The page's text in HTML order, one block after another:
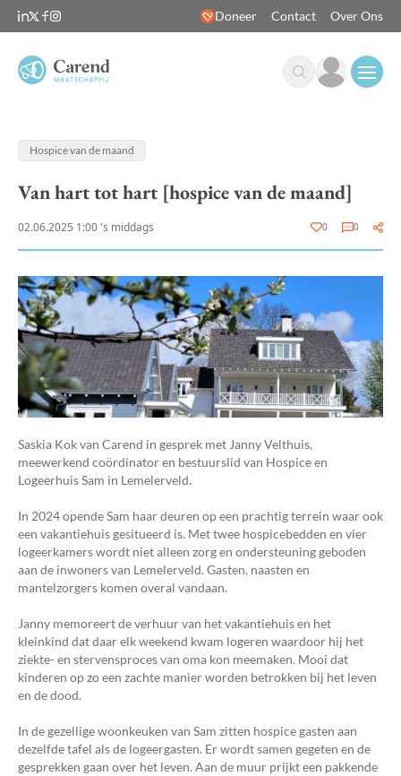
Doneer Contact Over Ons
Hospice van de maand
Van hart tot hart [hospice van de maand]
02.06.2025 1:00 's middags 0 0
Saskia Kok van Carend in gesprek met Janny Velthuis,
meewerkend coördinator en bestuurslid van Hospice en
Logeerhuis Sam in Lemelerveld.
In 2024 opende Sam haar deuren op een prachtig terrein waar ook
een vakantiehuis gesitueerd is. Met twee hospicebedden en vier
logeerkamers wordt niet alleen zorg en ondersteuning geboden
aan de inwoners van Lemelerveld. Gasten, naasten en
mantelzorgers komen overal vandaan.
Janny memoreert de verhuur van het vakantiehuis en het
kleinkind dat daar elk weekend kwam logeren waardoor hij het
ziekte- en stervensproces van oma kon meemaken. Mooi dat
kinderen op zo een zachte manier worden betrokken bij het leven
en de dood.
In de gezellige woonkeuken van Sam zitten hospice gasten aan
dezelfde tafel als de logeergasten. Er wordt samen gegeten en de
gesprekken gaan over het leven. Aan de muur prijkt een pakkende